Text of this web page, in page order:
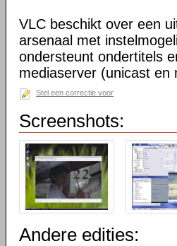
VLC beschikt over een
arsenaal met
ondersteunt ondertitels
mediaserver (unicast
Stel een correctie voor
Screenshots:
Andere edities: